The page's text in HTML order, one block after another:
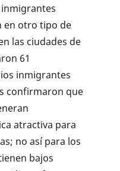
en otro tipo de
las ciudades de
61
inmigrantes
confirmaron que
atractiva para
no así para los
bajos